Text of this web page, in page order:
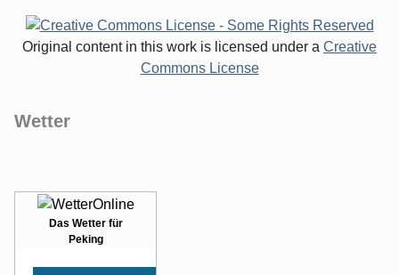
Original content in this work is licensed under a Creative
Commons License
Wetter
Das Wetter für
Peking